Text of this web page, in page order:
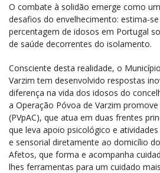
O combate à solidão emerge como
desafios do envelhecimento: estima-
percentagem de idosos em Portugal
de saúde decorrentes do isolamento.
Consciente desta realidade, o
Varzim tem desenvolvido respostas
diferença na vida dos idosos do
a Operação Póvoa de Varzim
(PVpAC), que atua em duas frentes
que leva apoio psicológico e
e sensorial diretamente ao domicílio
Afetos, que forma e acompanha
lhes ferramentas para um cuidado